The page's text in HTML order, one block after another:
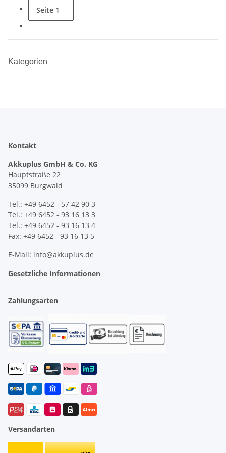
Seite 1
Kategorien
Kontakt
Akkuplus GmbH & Co. KG
Hauptstraße 22
35099 Burgwald
Tel.: +49 6452 - 57 42 90 3
Tel.: +49 6452 - 93 16 13 3
Tel.: +49 6452 - 93 16 13 4
Fax: +49 6452 - 93 16 13 5
E-Mail: info@akkuplus.de
Gesetzliche Informationen
Zahlungsarten
Versandarten